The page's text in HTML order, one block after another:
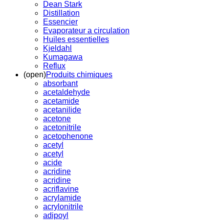
Dean Stark
Distillation
Essencier
Evaporateur a circulation
Huiles essentielles
Kjeldahl
Kumagawa
Reflux
(open)Produits chimiques
absorbant
acetaldehyde
acetamide
acetanilide
acetone
acetonitrile
acetophenone
acetyl
acetyl
acide
acridine
acridine
acriflavine
acrylamide
acrylonitrile
adipoyl